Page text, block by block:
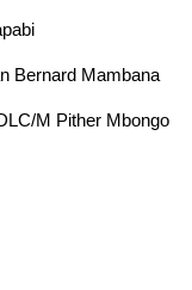
Bernard Mambana
M Pither Mbongo